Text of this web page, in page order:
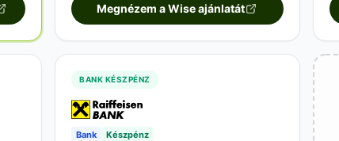
Megnézem a Wise ajánlatát
BANK KÉSZPÉNZ
Bank Készpénz